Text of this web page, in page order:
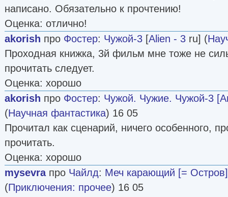
написано. Обязательно к прочтению!
Оценка: отлично!
akorish про Фостер: Чужой-3 [Alien - 3 ru] (
Проходная книжка, 3й фильм мне тоже не
прочитать следует.
Оценка: хорошо
akorish про Фостер: Чужой. Чужие. Чужой-3
(Научная фантастика) 16 05
Прочитал как сценарий, ничего особенного,
прочитать.
Оценка: хорошо
mysevraпро Чайлд: Меч карающий [= Остров]
(Приключения: прочее) 16 05